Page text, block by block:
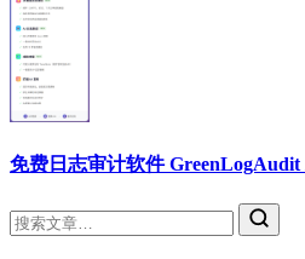
免费日志审计软件 GreenLogAudit